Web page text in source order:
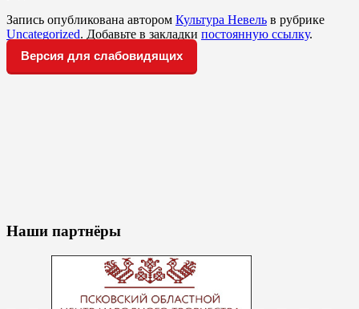
Запись опубликована автором Культура Невель в рубрике
Uncategorized. Добавьте в закладки постоянную ссылку.
Версия для слабовидящих
Наши партнёры